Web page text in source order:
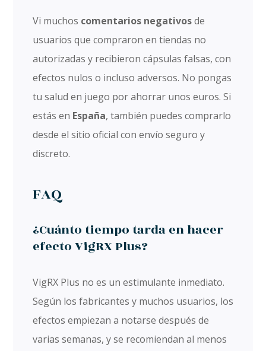
Vi muchos comentarios negativosde
usuarios que compraron en tiendas no
autorizadas y recibieron cápsulas falsas, con
efectos nulos o incluso adversos. No pongas
tu salud en juego por ahorrar unos euros. Si
estás en España, también puedes comprarlo
desde el sitio oficial con envío seguro y
discreto.
FAQ
¿Cuánto tiempo tarda en hacer
efecto VigRX Plus?
VigRX Plus no es un estimulante inmediato.
Según los fabricantes y muchos usuarios, los
efectos empiezan a notarse después de
varias semanas, y se recomiendan al menos